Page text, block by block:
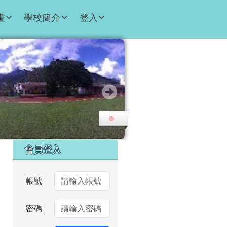
學校簡介 登入
右邊區域內容
會員登入
帳號
密碼